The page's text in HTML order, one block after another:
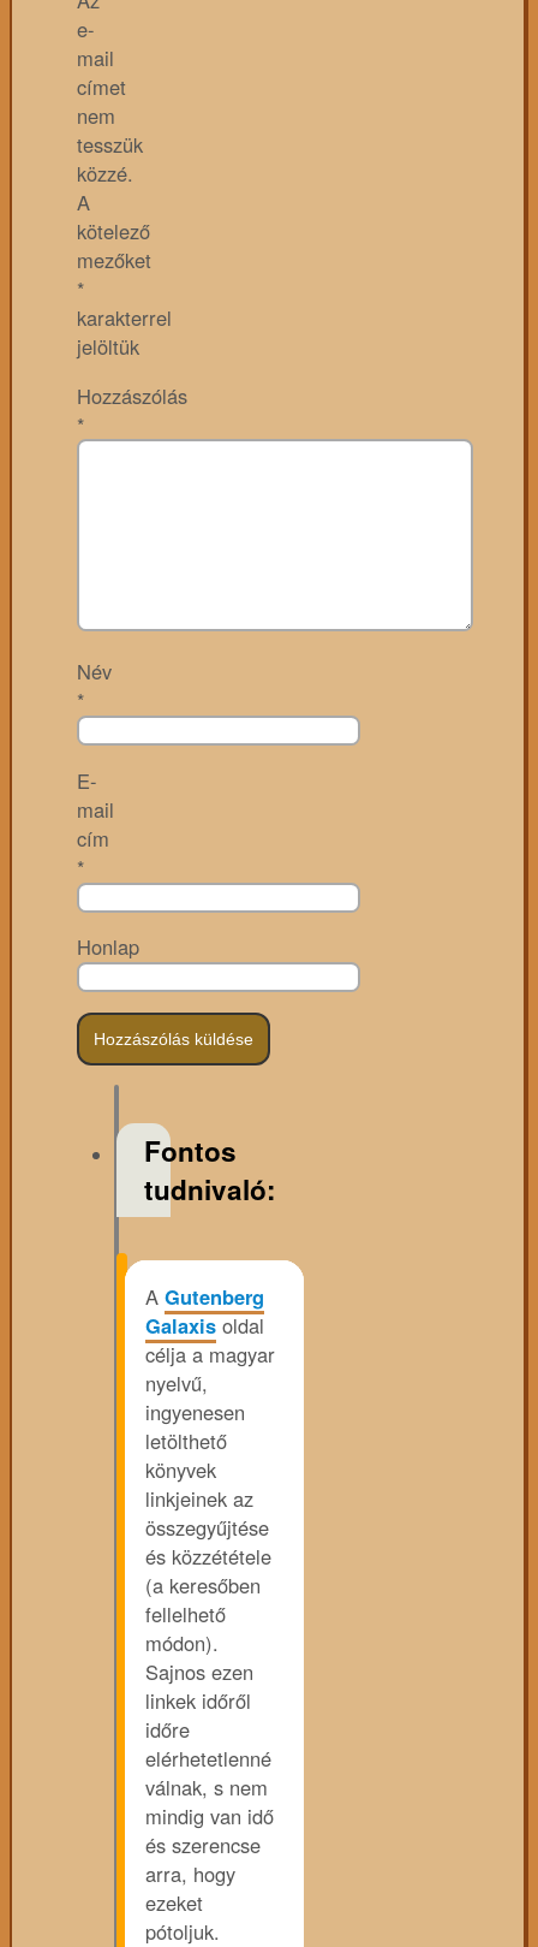
e-
mail
címet
nem
tesszük
közzé.
A
kötelező
mezőket
*
karakterrel
jelöltük
Hozzászólás
*
Név
*
E-
mail
cím
*
Honlap
Fontos
tudnivaló:
A Gutenberg
Galaxis oldal
célja a magyar
nyelvű,
ingyenesen
letölthető
könyvek
linkjeinek az
összegyűjtése
és közzététele
(a keresőben
fellelhető
módon).
Sajnos ezen
linkek időről
időre
elérhetetlenné
válnak, s nem
mindig van idő
és szerencse
arra, hogy
ezeket
pótoljuk.